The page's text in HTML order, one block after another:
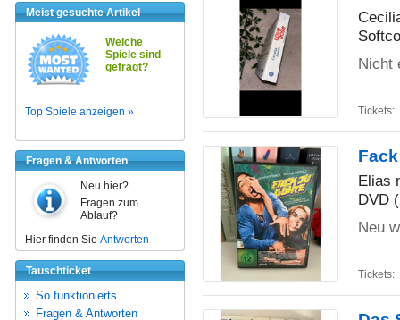
Meist gesuchte Artikel
Welche
Spiele sind
gefragt?
Top Spiele anzeigen »
Fragen & Antworten
Neu hier?
Fragen zum
Ablauf?
Hier finden Sie Antworten
Tauschticket
So funktionierts
Fragen & Antworten
Nicht
Tickets:
Elias
DVD
Neu
Tickets: